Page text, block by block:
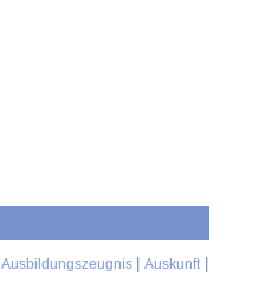
Ausbildungszeugnis Auskunft|